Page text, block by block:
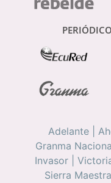
Adelante
Granma
Invasor
Sierra Maestra